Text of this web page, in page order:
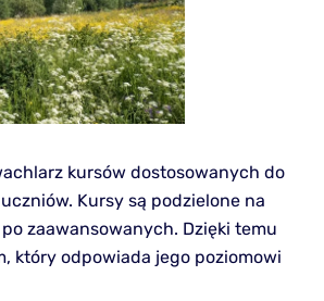
kursów dostosowanych do
Kursy są podzielone na
zaawansowanych. Dzięki temu
który odpowiada jego poziomowi